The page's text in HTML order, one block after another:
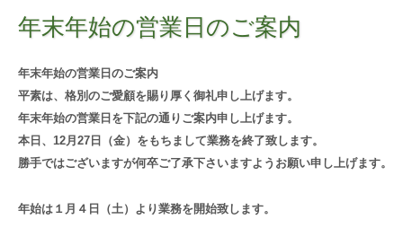
年末年始の営業日のご案内
年末年始の営業日のご案内
平素は、格別のご愛顧を賜り厚く御礼申し上げます。
年末年始の営業日を下記の通りご案内申し上げます。
本日、12月27日（金）をもちまして業務を終了致します。
勝手ではございますが何卒ご了承下さいますようお願い申し上げます。
年始は１月４日（土）より業務を開始致します。